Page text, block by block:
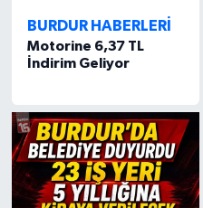
BURDUR HABERLERİ
Motorine 6,37 TL
İndirim Geliyor